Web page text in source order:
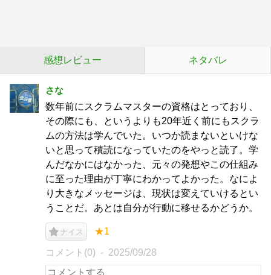
感想レビュー ネタバレ
さな
数年前にスクラムマスターの資格はとっており、
その際にも、というよりも20年近く前にもスクラ
ムの方法は学んでいた。いつか読まないといけな
いと思って積読になっていたのをやっと読了。学
んだなかにはなかった、元々の発想やこの仕組み
に至った理由が丁寧にわかってよかった。なによ
り大きなメッセージは、現状は変えていけるとい
うことだ。あとは自分が行動に移せるかどうか。
ナイス ★1
コメント(0) 2025/09/28